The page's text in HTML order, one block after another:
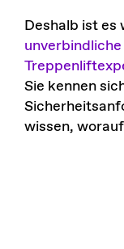
Deshalb ist es
Sie kennen
wissen,